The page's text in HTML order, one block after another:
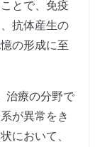
とで、免疫
抗体産生の
の形成に至
治療の分野で
が異常をき
において、